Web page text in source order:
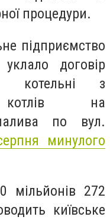
процедури.
підприємство
уклало договір
котельні з
котлів на
по вул.
минулого
мільйонів 272
київське